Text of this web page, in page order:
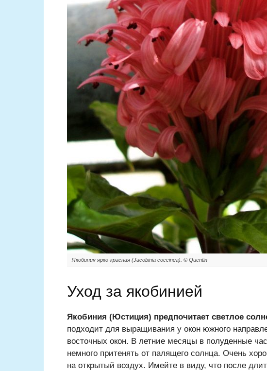
Якобиния ярко-красная (Jacobinia coccinea). © Quentin
Уход за якобинией
Якобиния (Юстиция) предпочитает светлое
подходит для выращивания у окон южного
восточных окон. В летние месяцы в полуденные
немного притенять от палящего солнца. Очень
на открытый воздух. Имейте в виду, что после